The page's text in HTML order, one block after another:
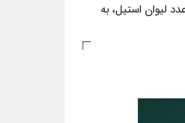
شیک یک هدیه مناسب به مناسبت نوروز 1405 با اقلامی مثل فرنچ پرس، فلاسک، 2مدل دمنوش، 2عدد استکان، 2عدد لیوان استیل، به